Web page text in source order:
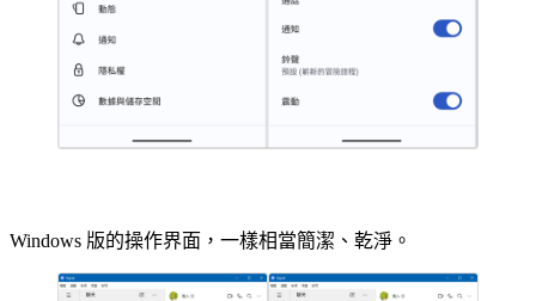
Windows 版的操作界面，一樣相當簡潔、乾淨。